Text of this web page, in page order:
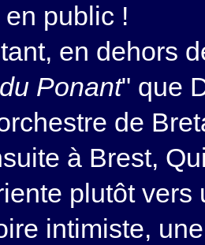
en public !
en dehors
Ponant" que
de
à Brest,
plutôt vers
intimiste,